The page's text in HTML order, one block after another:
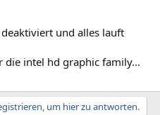
und alles lauft
die intel hd graphic family...
um hier zu antworten.